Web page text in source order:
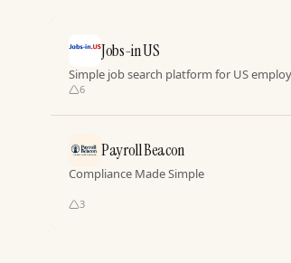
Jobs-in US
Simple job search platform for US
6
Payroll Beacon
Compliance Made Simple
3